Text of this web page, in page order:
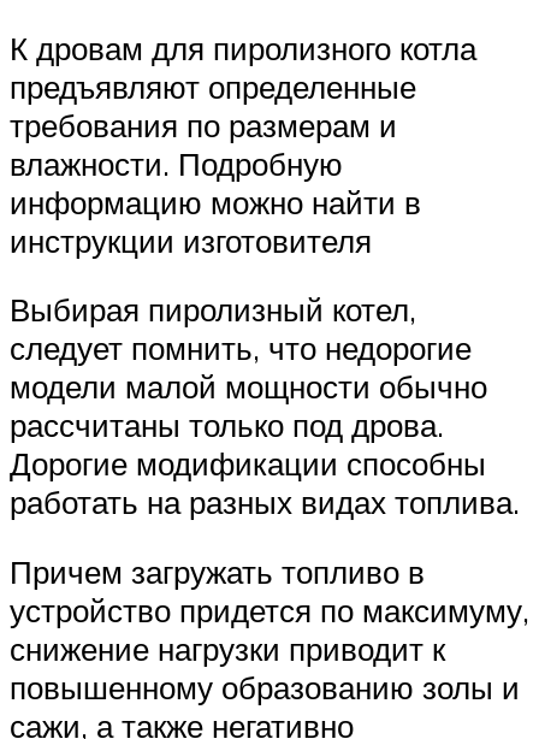
К дровам для пиролизного котла
предъявляют определенные
требования по размерам и
влажности. Подробную
информацию можно найти в
инструкции изготовителя
Выбирая пиролизный котел,
следует помнить, что недорогие
модели малой мощности обычно
рассчитаны только под дрова.
Дорогие модификации способны
работать на разных видах топлива.
Причем загружать топливо в
устройство придется по максимуму,
снижение нагрузки приводит к
повышенному образованию золы и
сажи, а также негативно